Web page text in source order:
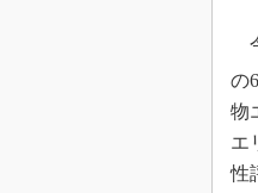
の
物
エ
性